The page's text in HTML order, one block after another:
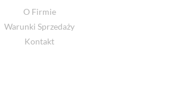
O Firmie
Warunki Sprzedaży
Kontakt